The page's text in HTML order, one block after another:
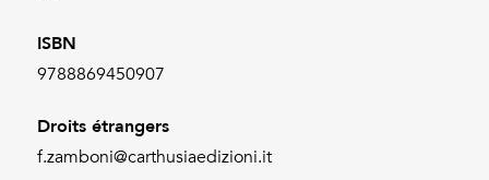
ISBN
9788869450907
Droits étrangers
f.zamboni@carthusiaedizioni.it